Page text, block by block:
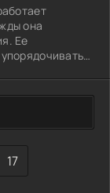
она
Ее
работы над
17